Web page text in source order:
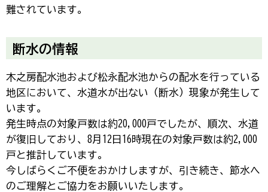
難されています。
断水の情報
木之房配水池および松永配水池からの配水を行っている
地区において、水道水が出ない（断水）現象が発生して
います。
発生時点の対象戸数は約20,000戸でしたが、順次、水道
が復旧しており、8月12日16時現在の対象戸数は約2,000
戸と推計しています。
今しばらくご不便をおかけしますが、引き続き、節水へ
のご理解とご協力をお願いいたします。